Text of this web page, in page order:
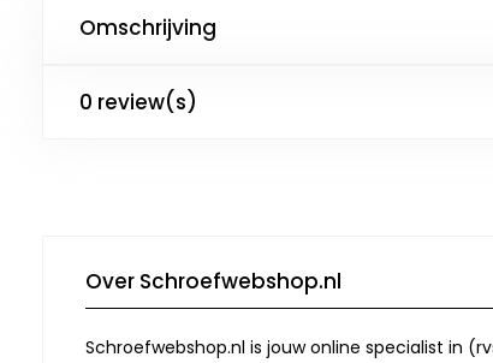
Omschrijving
0 review(s)
Over Schroefwebshop.nl
Schroefwebshop.nl is jouw online specialist in